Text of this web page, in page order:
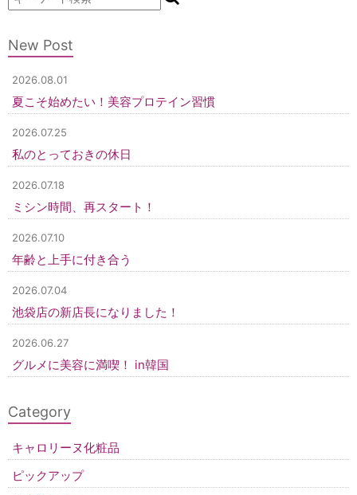
New Post
2026.08.01
夏こそ始めたい！美容プロテイン習慣
2026.07.25
私のとっておきの休日
2026.07.18
ミシン時間、再スタート！
2026.07.10
年齢と上手に付き合う
2026.07.04
池袋店の新店長になりました！
2026.06.27
グルメに美容に満喫！ in韓国
Category
キャロリーヌ化粧品
ピックアップ